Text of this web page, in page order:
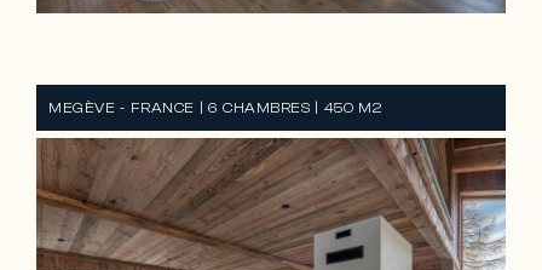
MEGÈVE - FRANCE | 6 CHAMBRES | 450 M2